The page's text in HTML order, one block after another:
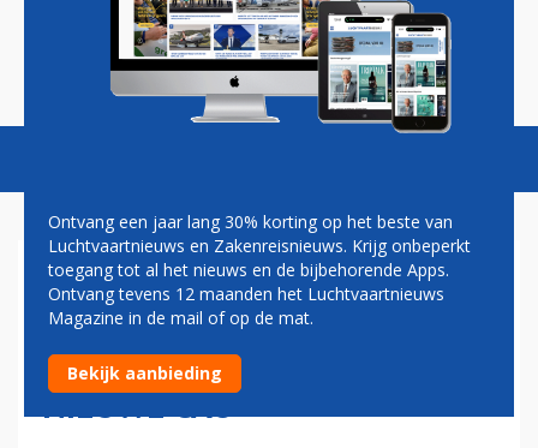
Magazine Podcasts Vacatures
CABINEPERSONEEL
TRANSAVIA KRIJGT MEER
LOON DOOR AKKOORD OVER
NIEUWE CAO
Ontvang een jaar lang 30% korting op het beste van
Luchtvaartnieuws en Zakenreisnieuws. Krijg onbeperkt
toegang tot al het nieuws en de bijbehorende Apps.
Ontvang tevens 12 maanden het Luchtvaartnieuws
Magazine in de mail of op de mat.
Bekijk aanbieding